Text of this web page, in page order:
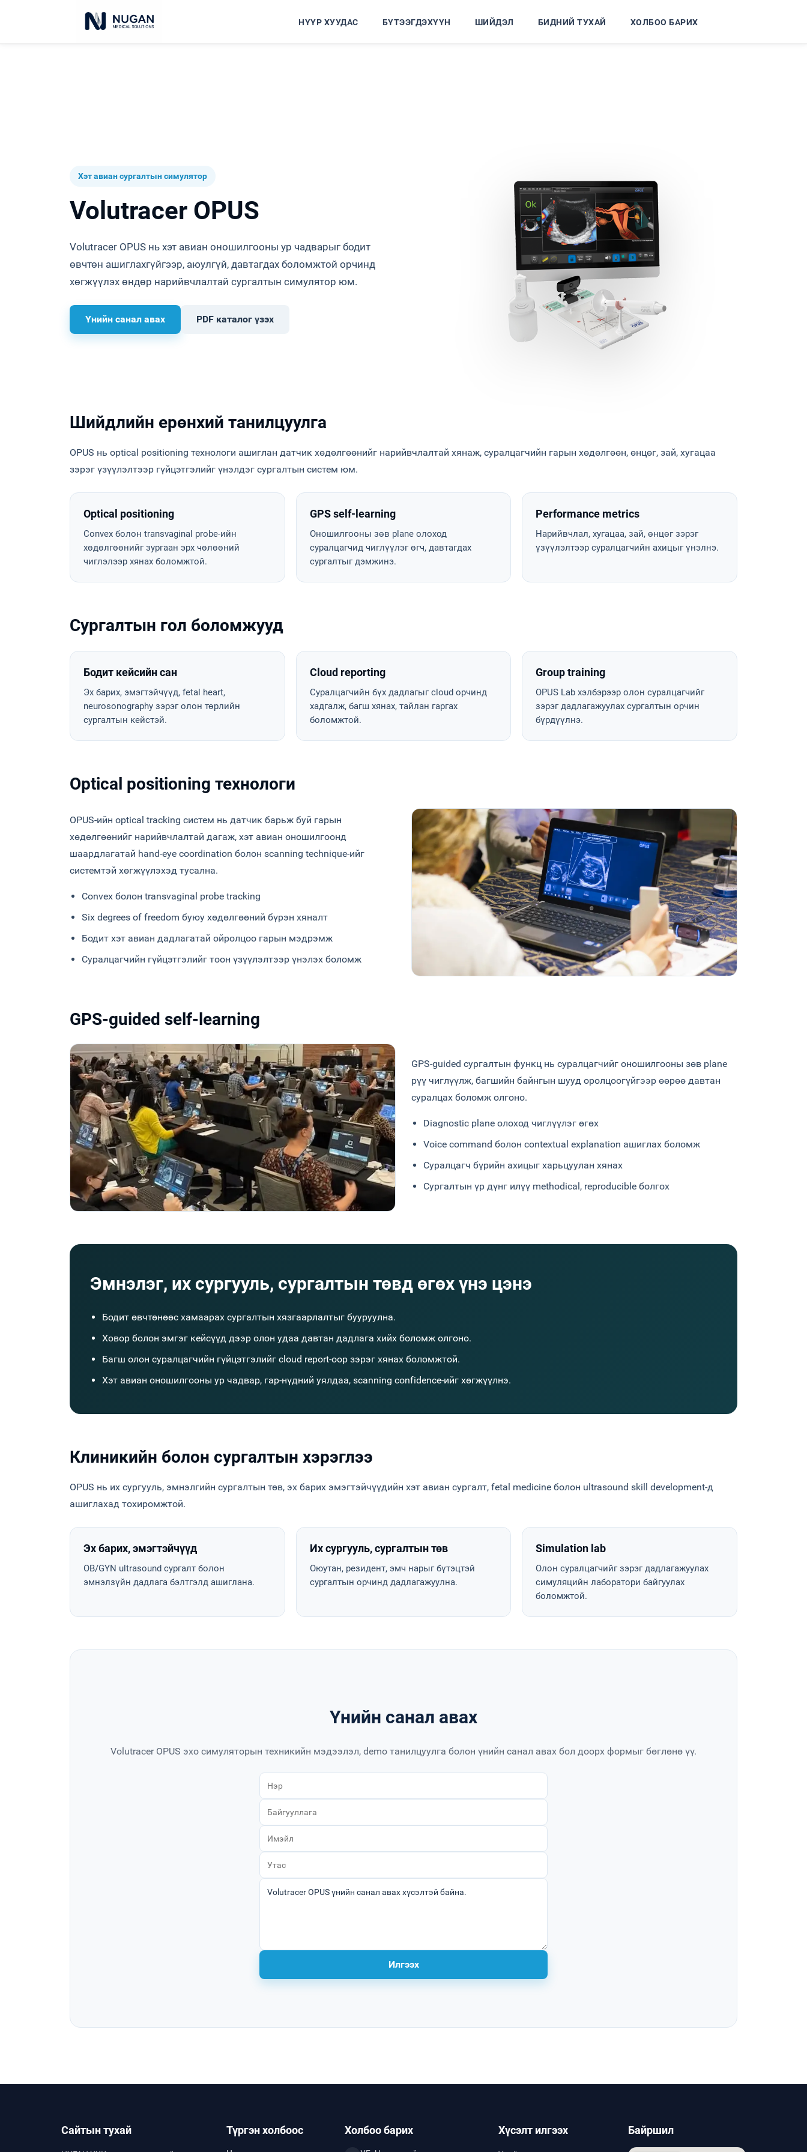
НҮҮР ХУУДАС БҮТЭЭГДЭХҮҮН ШИЙДЭЛ БИДНИЙ ТУХАЙ ХОЛБОО БАРИХ
Хэт авиан сургалтын симулятор
Volutracer OPUS
Volutracer OPUS нь хэт авиан оношилгооны ур чадварыг бодит
өвчтөн ашиглахгүйгээр, аюулгүй, давтагдах боломжтой орчинд
хөгжүүлэх өндөр нарийвчлалтай сургалтын симулятор юм.
Үнийн санал авах PDF каталог үзэх
Шийдлийн ерөнхий танилцуулга
OPUS нь optical positioning технологи ашиглан датчик хөдөлгөөнийг нарийвчлалтай хянаж, суралцагчийн гарын хөдөлгөөн, өнцөг, зай, хугацаа
зэрэг үзүүлэлтээр гүйцэтгэлийг үнэлдэг сургалтын систем юм.
Optical positioning
Convex болон transvaginal probe-ийн
хөдөлгөөнийг зургаан эрх чөлөөний
чиглэлээр хянах боломжтой.
GPS self-learning
Оношилгооны зөв plane олоход
суралцагчид чиглүүлэг өгч, давтагдах
сургалтыг дэмжинэ.
Performance metrics
Нарийвчлал, хугацаа, зай, өнцөг зэрэг
үзүүлэлтээр суралцагчийн ахицыг үнэлнэ.
Сургалтын гол боломжууд
Бодит кейсийн сан
Эх барих, эмэгтэйчүүд, fetal heart,
neurosonography зэрэг олон төрлийн
сургалтын кейстэй.
Cloud reporting
Суралцагчийн бүх дадлагыг cloud орчинд
хадгалж, багш хянах, тайлан гаргах
боломжтой.
Group training
OPUS Lab хэлбэрээр олон суралцагчийг
зэрэг дадлагажуулах сургалтын орчин
бүрдүүлнэ.
Optical positioning технологи
OPUS-ийн optical tracking систем нь датчик барьж буй гарын
хөдөлгөөнийг нарийвчлалтай дагаж, хэт авиан оношилгоонд
шаардлагатай hand-eye coordination болон scanning technique-ийг
системтэй хөгжүүлэхэд тусална.
Convex болон transvaginal probe tracking
Six degrees of freedom буюу хөдөлгөөний бүрэн хяналт
Бодит хэт авиан дадлагатай ойролцоо гарын мэдрэмж
Суралцагчийн гүйцэтгэлийг тоон үзүүлэлтээр үнэлэх боломж
GPS-guided self-learning
GPS-guided сургалтын функц нь суралцагчийг оношилгооны зөв plane
рүү чиглүүлж, багшийн байнгын шууд оролцоогүйгээр өөрөө давтан
суралцах боломж олгоно.
Diagnostic plane олоход чиглүүлэг өгөх
Voice command болон contextual explanation ашиглах боломж
Суралцагч бүрийн ахицыг харьцуулан хянах
Сургалтын үр дүнг илүү methodical, reproducible болгох
Эмнэлэг, их сургууль, сургалтын төвд өгөх үнэ цэнэ
Бодит өвчтөнөөс хамаарах сургалтын хязгаарлалтыг бууруулна.
Ховор болон эмгэг кейсүүд дээр олон удаа давтан дадлага хийх боломж олгоно.
Багш олон суралцагчийн гүйцэтгэлийг cloud report-оор зэрэг хянах боломжтой.
Хэт авиан оношилгооны ур чадвар, гар-нүдний уялдаа, scanning confidence-ийг хөгжүүлнэ.
Клиникийн болон сургалтын хэрэглээ
OPUS нь их сургууль, эмнэлгийн сургалтын төв, эх барих эмэгтэйчүүдийн хэт авиан сургалт, fetal medicine болон ultrasound skill development-д
ашиглахад тохиромжтой.
Эх барих, эмэгтэйчүүд
OB/GYN ultrasound сургалт болон
эмнэлзүйн дадлага бэлтгэлд ашиглана.
Их сургууль, сургалтын төв
Оюутан, резидент, эмч нарыг бүтэцтэй
сургалтын орчинд дадлагажуулна.
Simulation lab
Олон суралцагчийг зэрэг дадлагажуулах
симуляцийн лаборатори байгуулах
боломжтой.
Үнийн санал авах
Volutracer OPUS эхо симуляторын техникийн мэдээлэл, demo танилцуулга болон үнийн санал авах бол доорх формыг бөглөнө үү.
Илгээх
Сайтын тухай Түргэн холбоос Холбоо барих Хүсэлт илгээх Байршил